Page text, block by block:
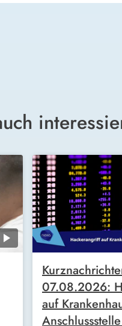
07.08.2026:
auf